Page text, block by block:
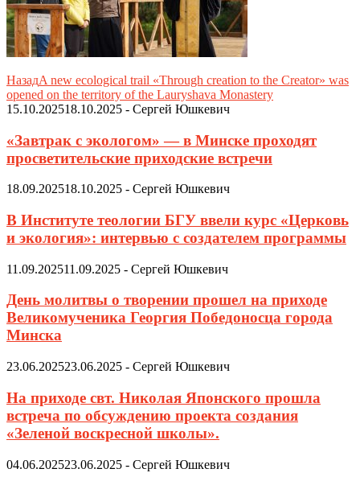
НазадA new ecological trail «Through creation to the Creator» was
opened on the territory of the Lauryshava Monastery
15.10.202518.10.2025 - Сергей Юшкевич
«Завтрак с экологом» — в Минске проходят
просветительские приходские встречи
18.09.202518.10.2025 - Сергей Юшкевич
В Институте теологии БГУ ввели курс «Церковь
и экология»: интервью с создателем программы
11.09.202511.09.2025 - Сергей Юшкевич
День молитвы о творении прошел на приходе
Великомученика Георгия Победоносца города
Минска
23.06.202523.06.2025 - Сергей Юшкевич
На приходе свт. Николая Японского прошла
встреча по обсуждению проекта создания
«Зеленой воскресной школы».
04.06.202523.06.2025 - Сергей Юшкевич